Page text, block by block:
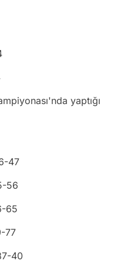
yaptığı
47
56
65
77
40